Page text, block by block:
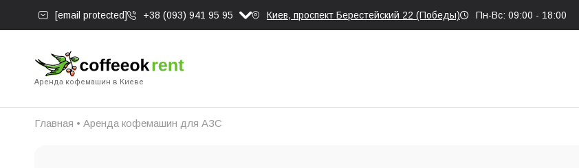
[email protected] +38 (093) 941 95 95 Киев, проспект Берестейский 22 (Победы) Пн-Вс: 09:00 - 18:00
Аренда кофемашин в Киеве
Главная • Аренда кофемашин для АЗС